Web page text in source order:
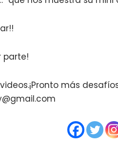
parte!
más